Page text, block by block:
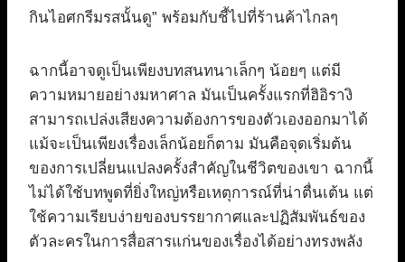
กินไอศกรีมรสนั้นดู” พร้อมกับชี้ไปที่ร้านค้าไกลๆ
ฉากนี้อาจดูเป็นเพียงบทสนทนาเล็กๆ น้อยๆ แต่มี
ความหมายอย่างมหาศาล มันเป็นครั้งแรกที่ฮิอิรางิ
สามารถเปล่งเสียงความต้องการของตัวเองออกมาได้
แม้จะเป็นเพียงเรื่องเล็กน้อยก็ตาม มันคือจุดเริ่มต้น
ของการเปลี่ยนแปลงครั้งสำคัญในชีวิตของเขา ฉากนี้
ไม่ได้ใช้บทพูดที่ยิ่งใหญ่หรือเหตุการณ์ที่น่าตื่นเต้น แต่
ใช้ความเรียบง่ายของบรรยากาศและปฏิสัมพันธ์ของ
ตัวละครในการสื่อสารแก่นของเรื่องได้อย่างทรงพลัง